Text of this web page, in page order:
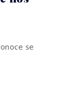
se